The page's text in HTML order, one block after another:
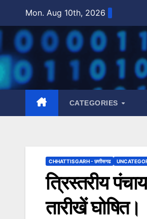
content
Mon. Aug 10th, 2026
CATEGORIES
CHHATTISGARH - छत्तीसगढ
त्रिस्तरीय
तारीखें घोषित।